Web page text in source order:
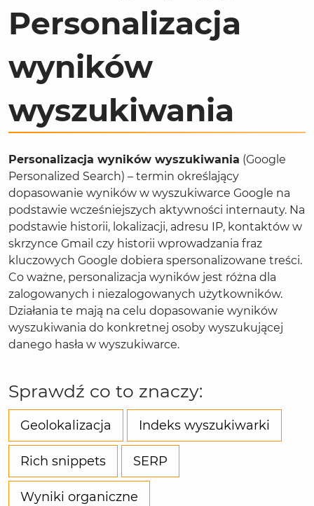
Personalizacja
wyników
wyszukiwania
Personalizacja wyników wyszukiwania (Google
Personalized Search) – termin określający
dopasowanie wyników w wyszukiwarce Google na
podstawie wcześniejszych aktywności internauty. Na
podstawie historii, lokalizacji, adresu IP, kontaktów w
skrzynce Gmail czy historii wprowadzania fraz
kluczowych Google dobiera spersonalizowane treści.
Co ważne, personalizacja wyników jest różna dla
zalogowanych i niezalogowanych użytkowników.
Działania te mają na celu dopasowanie wyników
wyszukiwania do konkretnej osoby wyszukującej
danego hasła w wyszukiwarce.
Sprawdź co to znaczy:
Geolokalizacja Indeks wyszukiwarki
Rich snippets SERP
Wyniki organiczne